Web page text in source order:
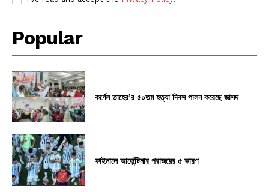
Popular
কর্ণেল তাহের’র ৫০তম হত্যা দিবস পালন করেছে জাসদ
ফাইনালে আর্জেন্টিনার পরাজয়ের ৫ কারণ